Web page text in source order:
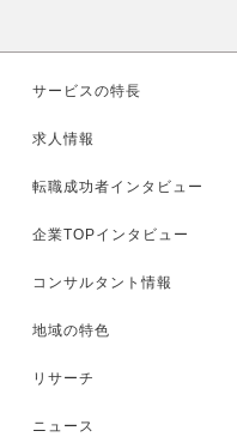
サービスの特長
求人情報
転職成功者インタビュー
企業TOPインタビュー
コンサルタント情報
地域の特色
リサーチ
ニュース